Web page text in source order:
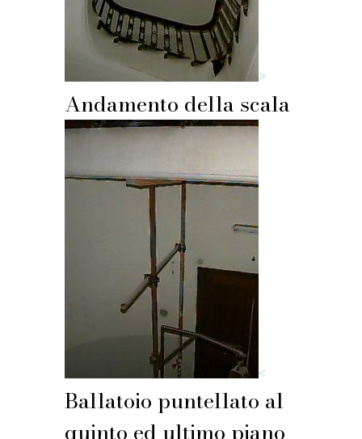
>
Andamento della scala
<
Ballatoio puntellato al
quinto ed ultimo piano